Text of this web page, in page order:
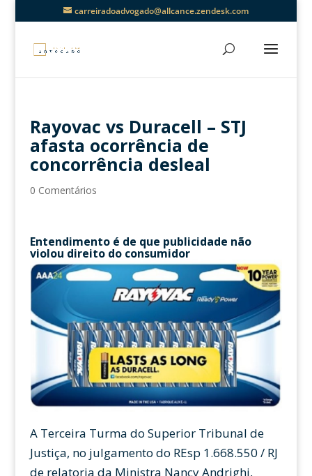
carreiradoadvogado@allcance.zendesk.com
Rayovac vs Duracell – STJ
afasta ocorrência de
concorrência desleal
0 Comentários
Entendimento é de que publicidade não
violou direito do consumidor
A Terceira Turma do Superior Tribunal de
Justiça, no julgamento do REsp 1.668.550 / RJ
de relatoria da Ministra Nancy Andrighi,